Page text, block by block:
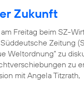
Zukunft
Freitag beim SZ-
Zeitung
Weltordnung” zu
zu
mit Angela Titzrath,